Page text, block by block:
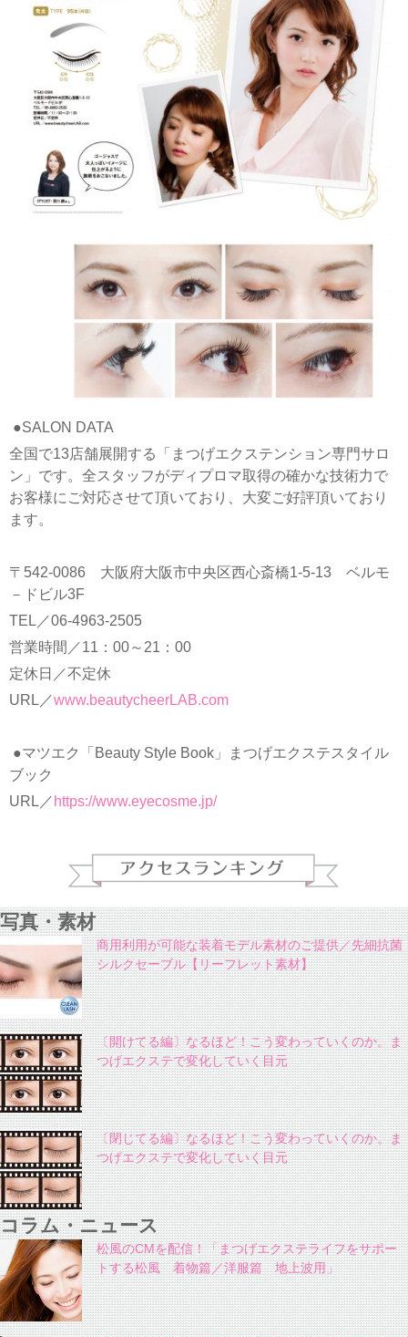
●SALON DATA
全国で13店舗展開する「まつげエクステンション専門サロ
ン」です。全スタッフがディプロマ取得の確かな技術力で
お客様にご対応させて頂いており、大変ご好評頂いており
ます。
〒542-0086 大阪府大阪市中央区西心斎橋1-5-13 ベルモ
－ドビル3F
TEL／06-4963-2505
営業時間／11：00～21：00
定休日／不定休
URL／www.beautycheerLAB.com
●マツエク「Beauty Style Book」まつげエクステスタイル
ブック
URL／https://www.eyecosme.jp/
写真・素材
商用利用が可能な装着モデル素材のご提供／先細抗菌
シルクセーブル【リーフレット素材】
〔開けてる編〕なるほど！こう変わっていくのか。ま
つげエクステで変化していく目元
〔閉じてる編〕なるほど！こう変わっていくのか。ま
つげエクステで変化していく目元
コラム・ニュース
松風のCMを配信！「まつげエクステライフをサポー
トする松風 着物篇／洋服篇 地上波用」